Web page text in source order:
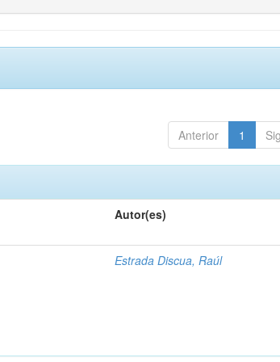
Anterior 1
Autor(es)
Estrada Discua, Raúl